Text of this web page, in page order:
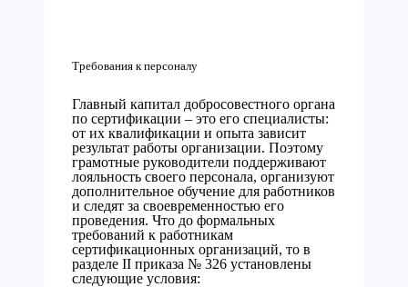
Требования к персоналу
Главный капитал добросовестного органа
по сертификации – это его специалисты:
от их квалификации и опыта зависит
результат работы организации. Поэтому
грамотные руководители поддерживают
лояльность своего персонала, организуют
дополнительное обучение для работников
и следят за своевременностью его
проведения. Что до формальных
требований к работникам
сертификационных организаций, то в
разделе II приказа № 326 установлены
следующие условия: